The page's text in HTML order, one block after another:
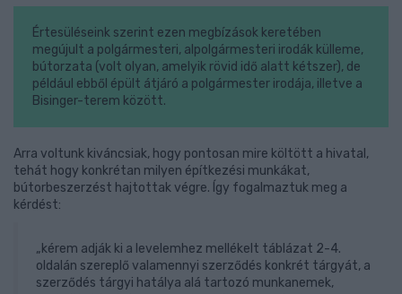
Értesüléseink szerint ezen megbízások keretében
megújult a polgármesteri, alpolgármesteri irodák külleme,
bútorzata (volt olyan, amelyik rövid idő alatt kétszer), de
például ebből épült átjáró a polgármester irodája, illetve a
Bisinger-terem között.
Arra voltunk kiváncsiak, hogy pontosan mire költött a hivatal,
tehát hogy konkrétan milyen építkezési munkákat,
bútorbeszerzést hajtottak végre. Így fogalmaztuk meg a
kérdést:
„kérem adják ki a levelemhez mellékelt táblázat 2-4.
oldalán szereplő valamennyi szerződés konkrét tárgyát, a
szerződés tárgyi hatálya alá tartozó munkanemek,